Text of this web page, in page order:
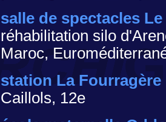
salle de spectacles
réhabilitation silo
Maroc,
station La Fourragère
Caillols, 12e